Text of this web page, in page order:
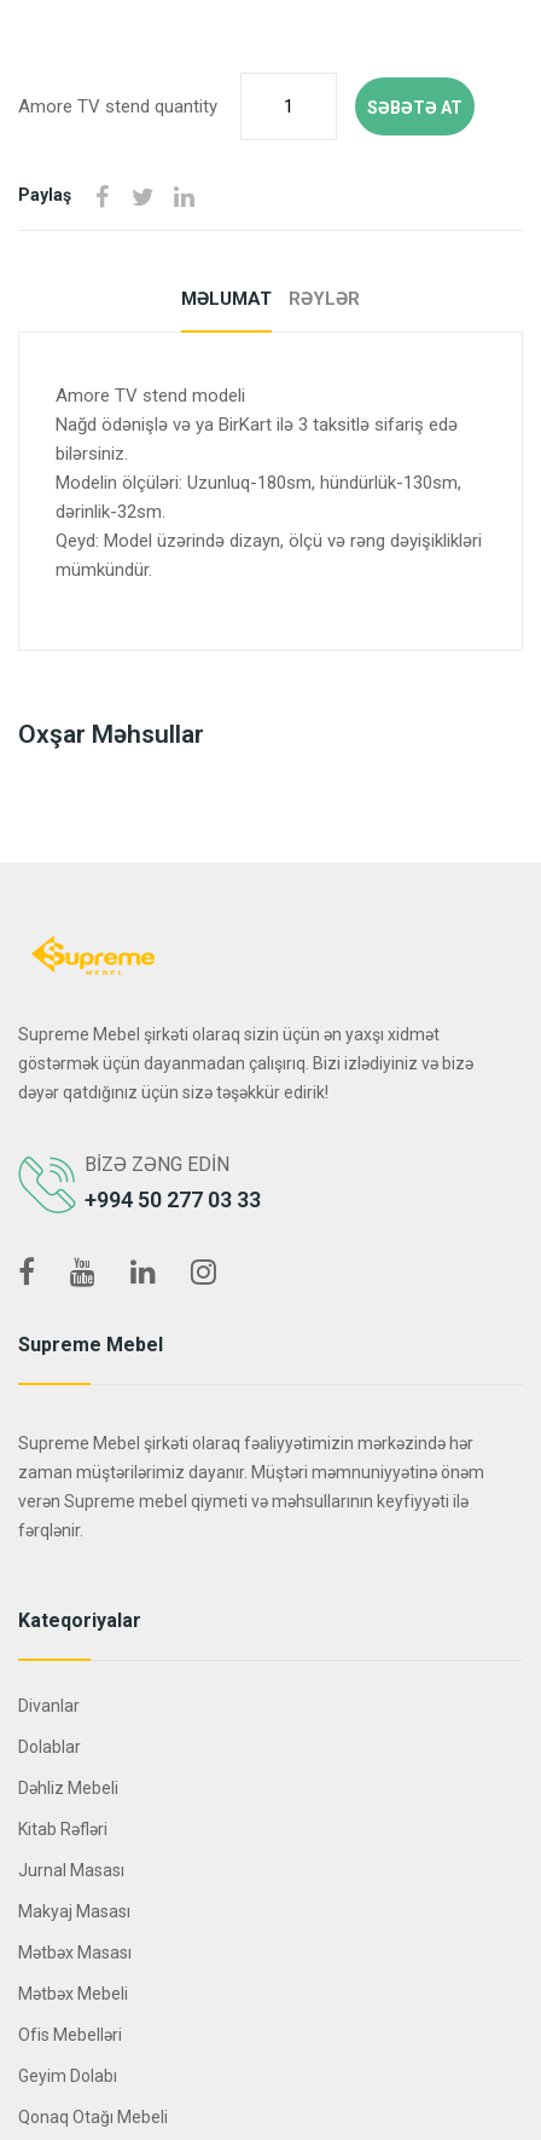
Amore TV stend quantity SƏBƏTƏ AT
Paylaş
MƏLUMAT RƏYLƏR
Amore TV stend modeli
Nağd ödənişlə və ya BirKart ilə 3 taksitlə sifariş edə
bilərsiniz.
Modelin ölçüləri: Uzunluq-180sm, hündürlük-130sm,
dərinlik-32sm.
Qeyd: Model üzərində dizayn, ölçü və rəng dəyişiklikləri
mümkündür.
Oxşar Məhsullar
Supreme Mebel şirkəti olaraq sizin üçün ən yaxşı xidmət
göstərmək üçün dayanmadan çalışırıq. Bizi izlədiyiniz və bizə
dəyər qatdığınız üçün sizə təşəkkür edirik!
BIZƏ ZƏNG EDIN
+994 50 277 03 33
Supreme Mebel
Supreme Mebel şirkəti olaraq fəaliyyətimizin mərkəzində hər
zaman müştərilərimiz dayanır. Müştəri məmnuniyyətinə önəm
verən Supreme mebel qiymeti və məhsullarının keyfiyyəti ilə
fərqlənir.
Kateqoriyalar
Divanlar
Dolablar
Dəhliz Mebeli
Kitab Rəfləri
Jurnal Masası
Makyaj Masası
Mətbəx Masası
Mətbəx Mebeli
Ofis Mebelləri
Geyim Dolabı
Qonaq Otağı Mebeli